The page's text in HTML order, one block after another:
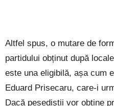
Altfel spus, o mutare de
partidului obținut după
este una eligibilă, așa cum
Eduard Prisecaru, care-i
Dacă pesediștii vor obține